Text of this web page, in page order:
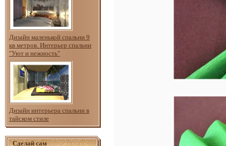
Дизайн маленькой спальни 9
кв метров. Интерьер спальни
"Уют и нежность"
Дизайн интерьера спальни в
тайском стиле
Сделай сам